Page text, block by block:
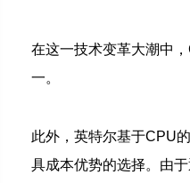
在这一技术变革大潮中
一。
此外，英特尔基于CPU
具成本优势的选择。由